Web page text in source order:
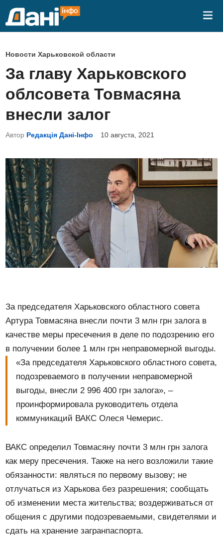
О
п
у
б
л
и
к
в
а
н
о
в
Новости Харьковской области
За главу Харьковского
облсовета Товмасяна
внесли залог
Автор Редакція Дані-Інфо 10 августа, 2021
За председателя Харьковского областного совета
Артура Товмасяна внесли почти 3 млн грн залога в
качестве меры пресечения в деле по подозрению его
в получении более 1 млн грн неправомерной выгоды.
«За председателя Харьковского областного совета,
подозреваемого в получении неправомерной
выгоды, внесли 2 996 400 грн залога», –
проинформировала руководитель отдела
коммуникаций ВАКС Олеся Чемерис.
ВАКС определил Товмасяну почти 3 млн грн залога
как меру пресечения. Также на него возложили такие
обязанности: являться по первому вызову; не
отлучаться из Харькова без разрешения; сообщать
об изменении места жительства; воздерживаться от
общения с другими подозреваемыми, свидетелями и
сдать на хранение загранпаспорта.